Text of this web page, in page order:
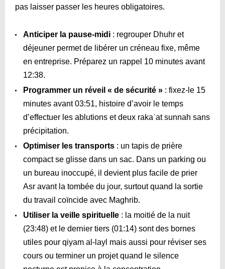
pas laisser passer les heures obligatoires.
Anticiper la pause-midi : regrouper Dhuhr et
déjeuner permet de libérer un créneau fixe, même
en entreprise. Préparez un rappel 10 minutes avant
12:38.
Programmer un réveil « de sécurité » : fixez-le 15
minutes avant03:51, histoire d’avoir le temps
d’effectuer les ablutions et deux rakaʿat sunnah sans
précipitation.
Optimiser les transports : un tapis de prière
compact se glisse dans un sac. Dans un parking ou
un bureau inoccupé, il devient plus facile de prier
Asr avant la tombée du jour, surtout quand la sortie
du travail coïncide avec Maghrib.
Utiliser la veille spirituelle : la moitié de la nuit
(23:48) et le dernier tiers (01:14) sont des bornes
utiles pour qiyam al-layl mais aussi pour réviser ses
cours ou terminer un projet quand le silence